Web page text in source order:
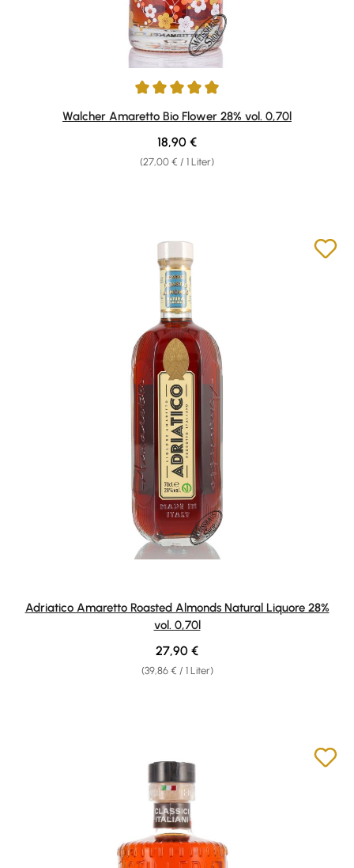
Durchschnittliche Bewertung von 4.91 von 5 Sternen
Walcher Amaretto Bio Flower 28% vol. 0,70l
(27,00 € / 1 Liter)
Regulärer Preis:
18,90 €
Adriatico Amaretto Roasted Almonds Natural Liquore 28%
vol. 0,70l
(39,86 € / 1 Liter)
Regulärer Preis:
27,90 €